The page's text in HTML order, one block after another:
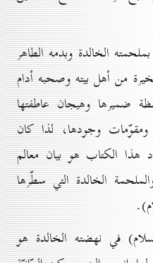
الخالدة وبدمه الطاهر
من أهل بيته وصحبه أدام
ضميرها وهيجان عاطفتها
وجودها، لذا كان
الكتاب هو بيان معالم
الخالدة التي سطّرها
في نهضته الخالدة هو